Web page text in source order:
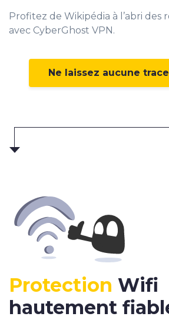
Profitez de Wikipédia à l’abri des
avec CyberGhost VPN.
Ne laissez aucune
Protection Wifi
hautement